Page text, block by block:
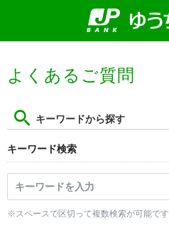
よくあるご質問
キーワードから探す
キーワード検索
※スペースで区切って複数検索が可能です